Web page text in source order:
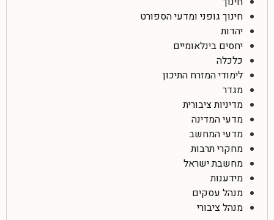
חינוך גופני ומדעי הספורט
יהדות
יחסים בינלאומיים
כלכלה
לימודי המזרח התיכון
מגדר
מדיניות ציבורית
מדעי המדינה
מדעי המחשב
מחקרי תרבות
מחשבת ישראל
מידענות
מנהל עסקים
מנהל ציבורי